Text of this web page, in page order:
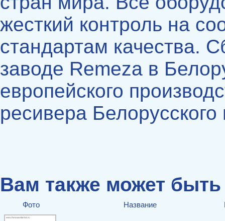
жесткий контроль на
стандартам качества.
заводе Remeza в
европейского
ресивера Белорусского
Вам также может быть
Фото Название